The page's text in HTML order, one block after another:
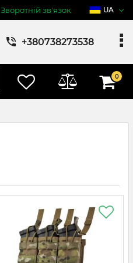
Зворотній зв'язок UA
+380738273538
0